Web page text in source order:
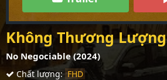
Không Thương Lượng
No Negociable (2024)
Chất lượng: FHD